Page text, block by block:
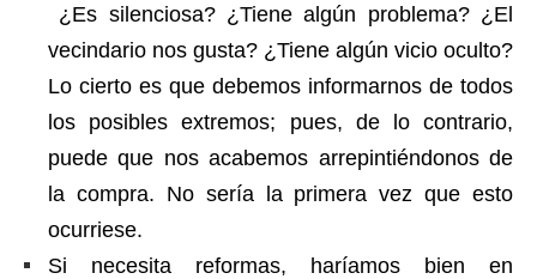
¿Es silenciosa? ¿Tiene algún problema? ¿El
vecindario nos gusta? ¿Tiene algún vicio oculto?
Lo cierto es que debemos informarnos de todos
los posibles extremos; pues, de lo contrario,
puede que nos acabemos arrepintiéndonos de
la compra. No sería la primera vez que esto
ocurriese.
Si necesita reformas, haríamos bien en